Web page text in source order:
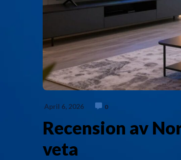
April 6, 2026 0
Recension av
veta